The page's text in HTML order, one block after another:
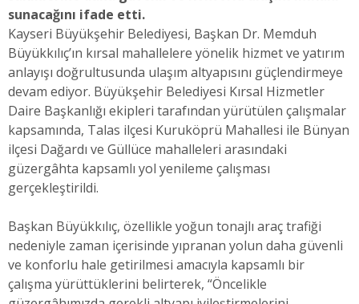
sunacağını ifade etti.
Kayseri Büyükşehir Belediyesi, Başkan Dr. Memduh
Büyükkılıç’ın kırsal mahallelere yönelik hizmet ve yatırım
anlayışı doğrultusunda ulaşım altyapısını güçlendirmeye
devam ediyor. Büyükşehir Belediyesi Kırsal Hizmetler
Daire Başkanlığı ekipleri tarafından yürütülen çalışmalar
kapsamında, Talas ilçesi Kuruköprü Mahallesi ile Bünyan
ilçesi Dağardı ve Güllüce mahalleleri arasındaki
güzergâhta kapsamlı yol yenileme çalışması
gerçekleştirildi.
Başkan Büyükkılıç, özellikle yoğun tonajlı araç trafiği
nedeniyle zaman içerisinde yıpranan yolun daha güvenli
ve konforlu hale getirilmesi amacıyla kapsamlı bir
çalışma yürüttüklerini belirterek, “Öncelikle